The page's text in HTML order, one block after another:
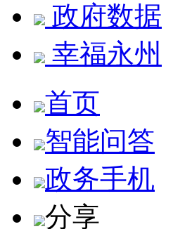
政府数据
幸福永州
首页
智能问答
政务手机
分享